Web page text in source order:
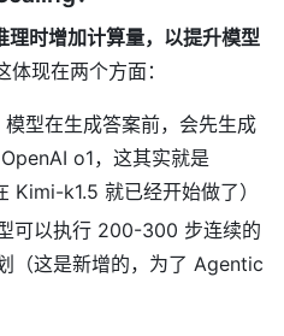
理时增加计算量，以提升模型
现在两个方面：
型在生成答案前，会先生成
o1，这其实就是
Kimi-k1.5 就已经开始做了）
可以执行 200-300 步连续的
（这是新增的，为了 Agentic